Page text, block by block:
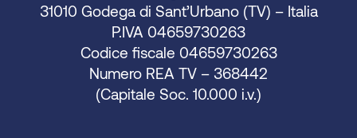
31010 Godega di Sant’Urbano (TV) – Italia
P.IVA 04659730263
Codice fiscale 04659730263
Numero REA TV – 368442
(Capitale Soc. 10.000 i.v.)